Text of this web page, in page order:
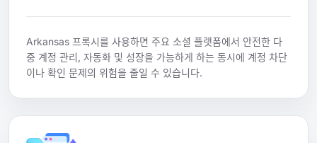
Arkansas 프록시를 사용하면 주요 소셜 플랫폼에서 안전한 다
중 계정 관리, 자동화 및 성장을 가능하게 하는 동시에 계정 차단
이나 확인 문제의 위험을 줄일 수 있습니다.